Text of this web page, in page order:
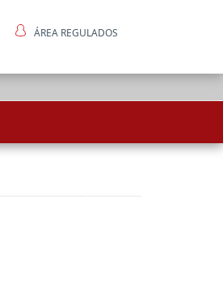
ÁREA REGULADOS